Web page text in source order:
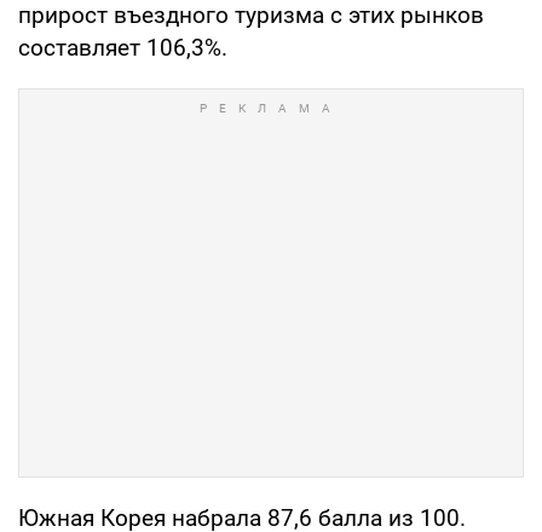
прирост въездного туризма с этих рынков
составляет 106,3%.
Южная Корея набрала 87,6 балла из 100.